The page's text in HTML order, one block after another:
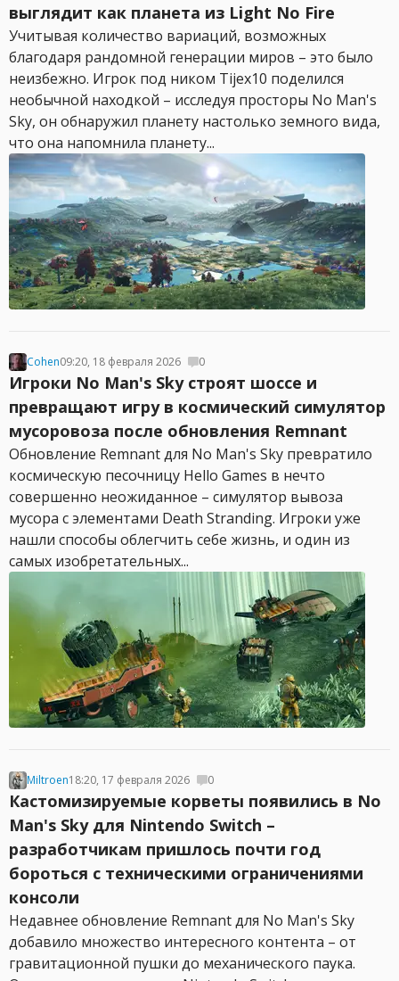
выглядит как планета из Light No Fire
Учитывая количество вариаций, возможных
благодаря рандомной генерации миров – это было
неизбежно. Игрок под ником Tijex10 поделился
необычной находкой – исследуя просторы No Man's
Sky, он обнаружил планету настолько земного вида,
что она напомнила планету...
Cohen09:20, 18 февраля 2026 0
Игроки No Man's Sky строят шоссе и
превращают игру в космический симулятор
мусоровоза после обновления Remnant
Обновление Remnant для No Man's Sky превратило
космическую песочницу Hello Games в нечто
совершенно неожиданное – симулятор вывоза
мусора с элементами Death Stranding. Игроки уже
нашли способы облегчить себе жизнь, и один из
самых изобретательных...
Miltroen18:20, 17 февраля 2026 0
Кастомизируемые корветы появились в No
Man's Sky для Nintendo Switch –
разработчикам пришлось почти год
бороться с техническими ограничениями
консоли
Недавнее обновление Remnant для No Man's Sky
добавило множество интересного контента – от
гравитационной пушки до механического паука.